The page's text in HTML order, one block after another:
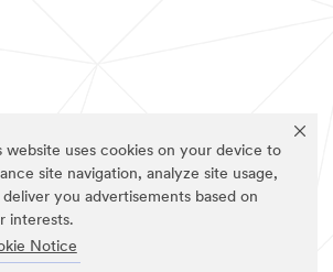
website uses cookies on your device to
site navigation, analyze site usage,
deliver you advertisements based on
interests.
Notice